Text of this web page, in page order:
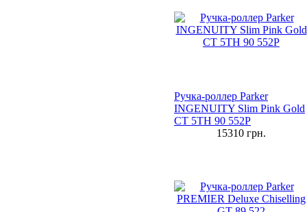
Ручка-роллер Parker
INGENUITY Slim Pink Gold
CT 5TH 90 552P
15310 грн.